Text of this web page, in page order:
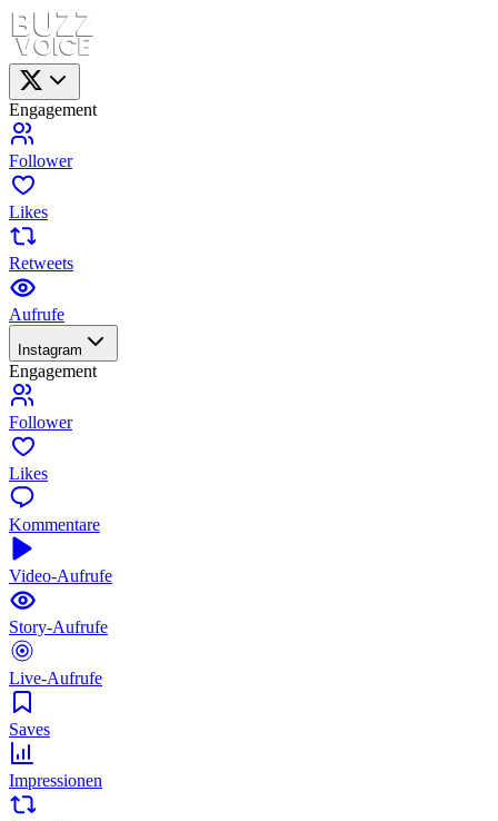
Engagement
Follower
Likes
Retweets
Aufrufe
Instagram
Engagement
Follower
Likes
Kommentare
Video-Aufrufe
Story-Aufrufe
Live-Aufrufe
Saves
Impressionen